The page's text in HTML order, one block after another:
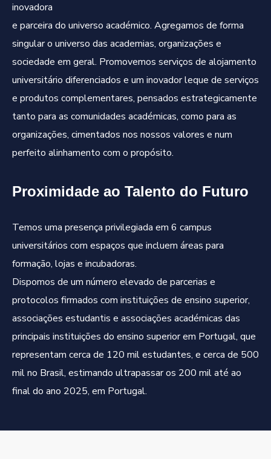
inovadora
e parceira do universo académico. Agregamos de forma
singular o universo das academias, organizações e
sociedade em geral. Promovemos serviços de alojamento
universitário diferenciados e um inovador leque de serviços
e produtos complementares, pensados estrategicamente
tanto para as comunidades académicas, como para as
organizações, cimentados nos nossos valores e num
perfeito alinhamento com o propósito.
Proximidade ao Talento do Futuro
Temos uma presença privilegiada em 6 campus
universitários com espaços que incluem áreas para
formação, lojas e incubadoras.
Dispomos de um número elevado de parcerias e
protocolos firmados com instituições de ensino superior,
associações estudantis e associações académicas das
principais instituições do ensino superior em Portugal, que
representam cerca de 120 mil estudantes, e cerca de 500
mil no Brasil, estimando ultrapassar os 200 mil até ao
final do ano 2025, em Portugal.